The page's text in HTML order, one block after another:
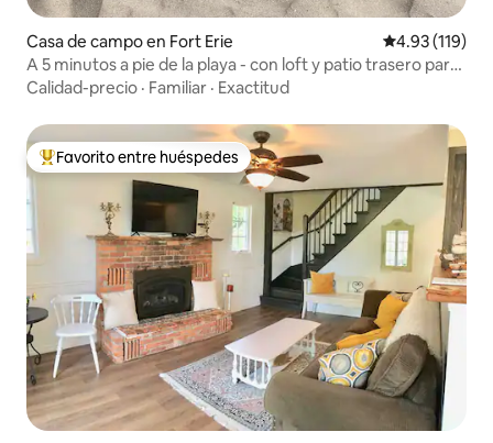
Casa de campo en Fort Erie Calificación
4.93 (119)
A 5 minutos a pie de la playa - con loft y patio trasero para
relajarse
Calidad-precio · Familiar · Exactitud
Favorito entre huéspedes preferido
Favorito entre huéspedes